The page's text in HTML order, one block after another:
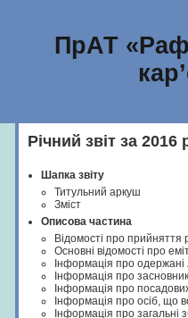
ПрАТ
Річний звіт за 2016
Шапка звіту
Титульний аркуш
Зміст
Описова частина
Відомості про
Основні відомості про
Інформація про одержані
Інформація про
Інформація про
Інформація про осіб, що
Інформація про загальні